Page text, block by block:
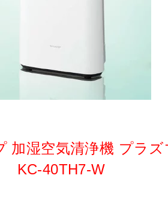
加湿空気清浄機 プラ
KC-40TH7-W